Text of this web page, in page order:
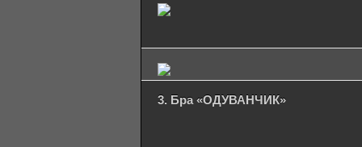
3. Бра «ОДУВАНЧИК»